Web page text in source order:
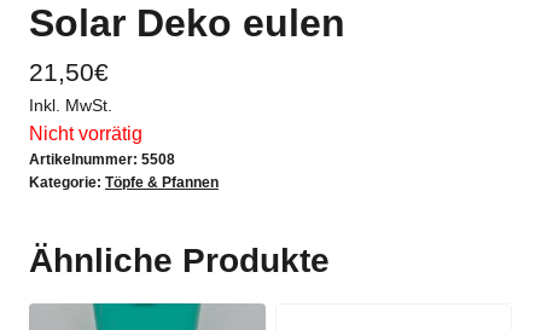
Solar Deko eulen
21,50€
Inkl. MwSt.
Nicht vorrätig
Artikelnummer: 5508
Kategorie: Töpfe & Pfannen
Ähnliche Produkte